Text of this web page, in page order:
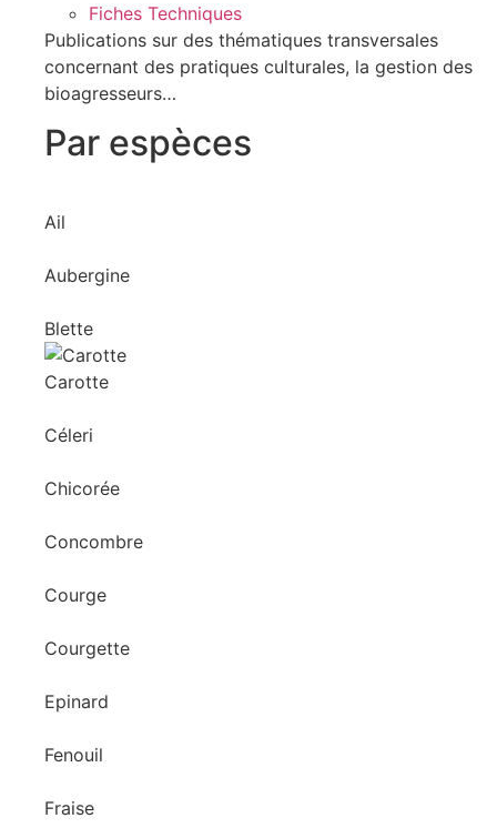
Fiches Techniques
Publications sur des thématiques transversales
concernant des pratiques culturales, la gestion des
bioagresseurs…
Par espèces
Ail
Aubergine
Blette
Carotte
Céleri
Chicorée
Concombre
Courge
Courgette
Epinard
Fenouil
Fraise